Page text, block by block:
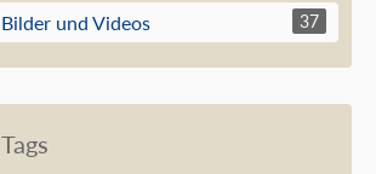
Bilder und Videos 37
Tags